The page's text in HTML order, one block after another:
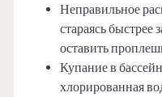
Неправильное
стараясь быстрее
оставить
Купание в
хлорированная